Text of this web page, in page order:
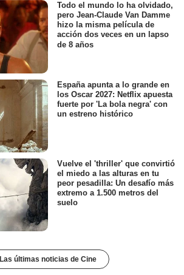
Todo el mundo lo ha olvidado,
pero Jean-Claude Van Damme
hizo la misma película de
acción dos veces en un lapso
de 8 años
España apunta a lo grande en
los Oscar 2027: Netflix apuesta
fuerte por 'La bola negra' con
un estreno histórico
Vuelve el 'thriller' que convirtió
el miedo a las alturas en tu
peor pesadilla: Un desafío más
extremo a 1.500 metros del
suelo
Las últimas noticias de Cine